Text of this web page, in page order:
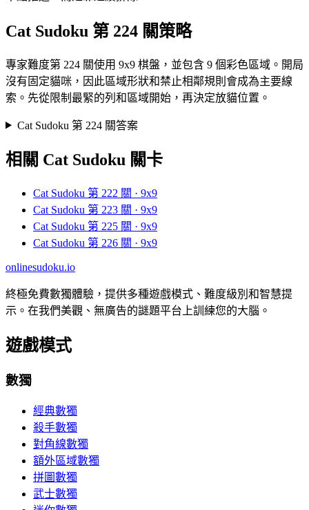
Cat Sudoku 第 224 關策略
專家難度第 224 關使用 9x9 棋盤，並包含 9 個彩色區域。開局
沒有固定貓咪，因此區域形狀和禁止相鄰規則會成為主要線
索。先從限制最緊的列和區域開始，再決定放貓位置。
Cat Sudoku 第 224 關答案
相關 Cat Sudoku 關卡
Cat Sudoku 第 222 關 · 9x9
Cat Sudoku 第 223 關 · 9x9
Cat Sudoku 第 225 關 · 9x9
Cat Sudoku 第 226 關 · 9x9
onlinesudoku.io
終極免費數獨體驗，提供多種遊戲模式、難度級別和智慧提
示。在我們美觀、無廣告的謎題平台上訓練您的大腦。
遊戲模式
數獨
經典數獨
殺手數獨
對角線數獨
額外區域數獨
拼圖數獨
武士數獨